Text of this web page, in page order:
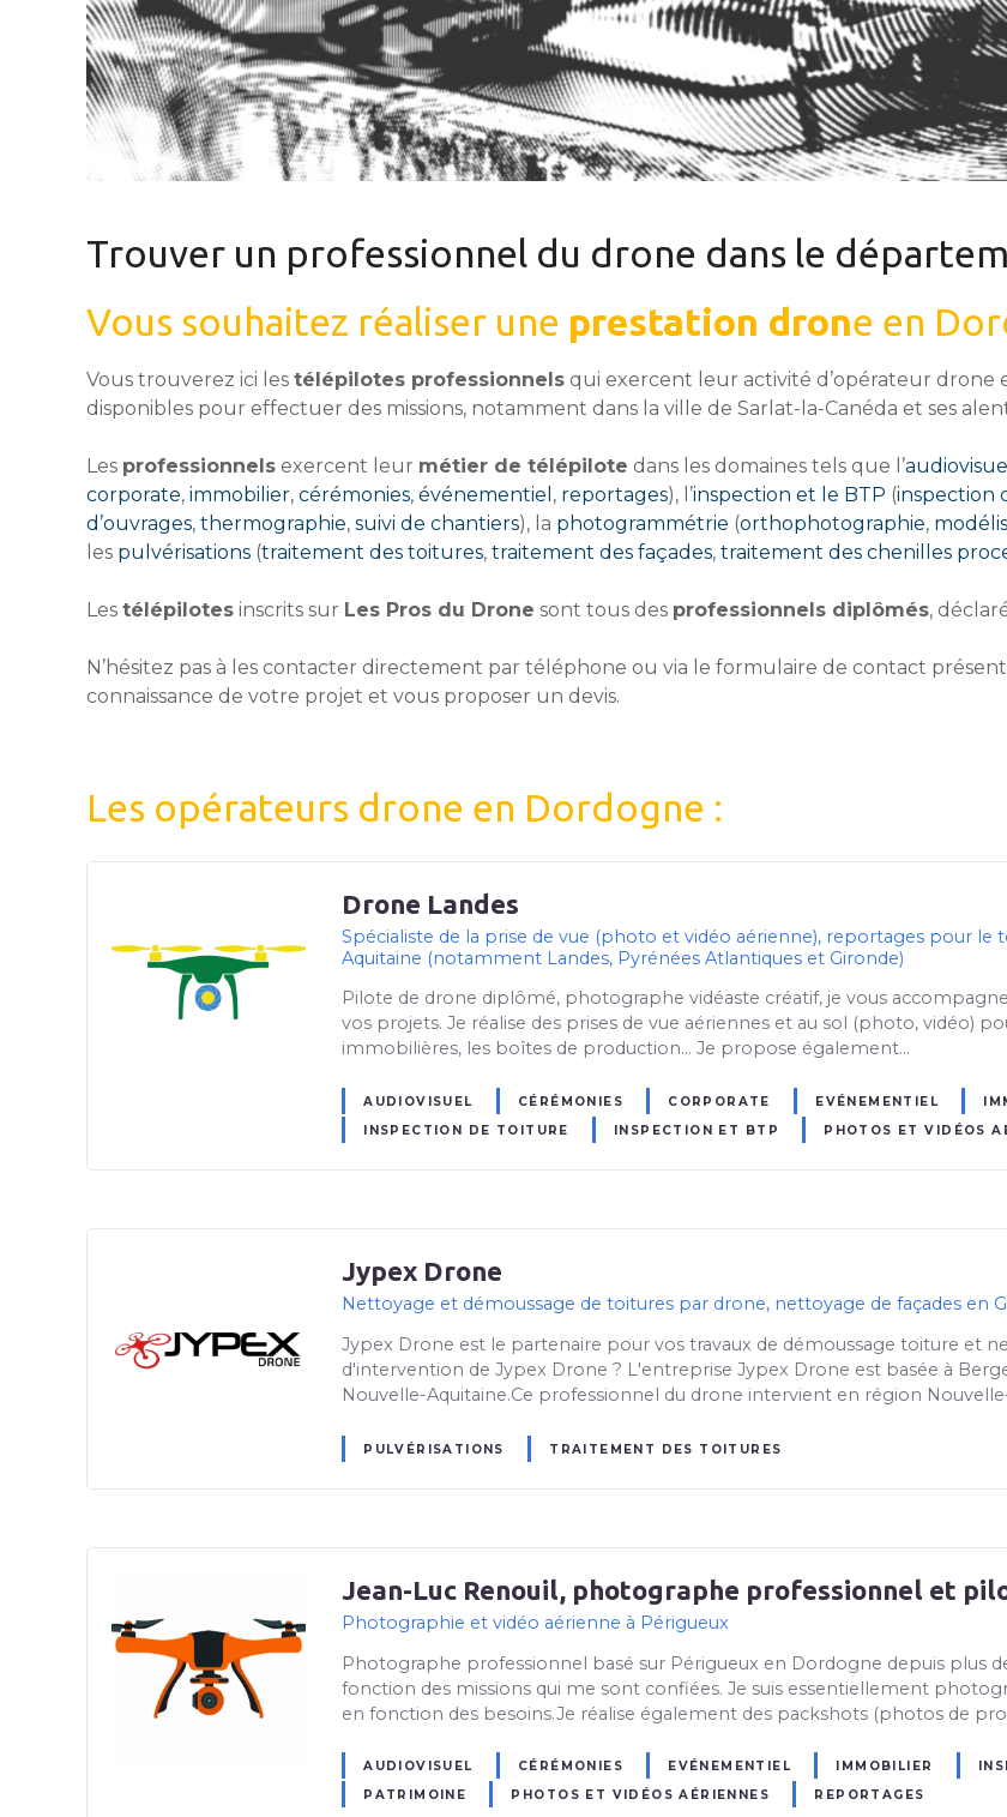
Trouver un professionnel du drone dans le
Vous souhaitez réaliser une prestation drone en
Vous trouverez ici les télépilotes professionnels qui exercent leur activité d’opérateur drone
disponibles pour effectuer des missions, notamment dans la ville de Sarlat-la-Canéda et ses
Les professionnels exercent leur métier de télépilote dans les domaines tels que l’audiovisuel
corporate, immobilier, cérémonies, événementiel , reportages), l’inspection et le BTP (inspection
d’ouvrages, thermographie, suivi de chantiers), la photogrammétrie (orthophotographie,
les pulvérisations (traitement des toitures, traitement des façades, traitement des chenilles
Les télépilotes inscrits sur Les Pros du Drone sont tous des professionnels diplômés,
N’hésitez pas à les contacter directement par téléphone ou via le formulaire de contact
connaissance de votre projet et vous proposer un devis.
Les opérateurs drone en Dordogne :
Drone Landes
Spécialiste de la prise de vue (photo et vidéo aérienne), reportages pour le
Aquitaine (notamment Landes, Pyrénées Atlantiques et Gironde)
Pilote de drone diplômé, photographe vidéaste créatif, je vous
vos projets. Je réalise des prises de vue aériennes et au sol (photo, vidéo)
immobilières, les boîtes de production… Je propose également…
AUDIOVISUEL CÉRÉMONIES CORPORATE EVÉNEMENTIEL
INSPECTION DE TOITURE
INSPECTION ET BTP PHOTOS ET VIDÉOS
Jypex Drone
Nettoyage et démoussage de toitures par drone, nettoyage de façades en
Jypex Drone est le partenaire pour vos travaux de démoussage toiture et
d'intervention de Jypex Drone ? L'entreprise Jypex Drone est basée à
Nouvelle-Aquitaine.Ce professionnel du drone intervient en région
PULVÉRISATIONS TRAITEMENT DES TOITURES
Jean-Luc Renouil, photographe professionnel et
Photographie et vidéo aérienne à Périgueux
Photographe professionnel basé sur Périgueux en Dordogne depuis plus
fonction des missions qui me sont confiées. Je suis essentiellement
en fonction des besoins.Je réalise également des packshots (photos de
AUDIOVISUEL CÉRÉMONIES EVÉNEMENTIEL IMMOBILIER
PATRIMOINE
PHOTOS ET VIDÉOS AÉRIENNES REPORTAGES